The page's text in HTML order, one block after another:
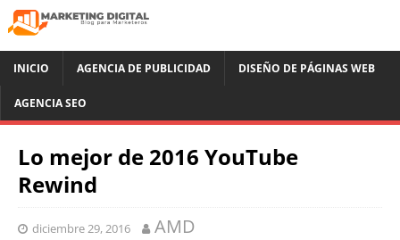
INICIO AGENCIA DE PUBLICIDAD DISEÑO DE PÁGINAS WEB
AGENCIA SEO
Lo mejor de 2016 YouTube
Rewind
diciembre 29, 2016 AMD